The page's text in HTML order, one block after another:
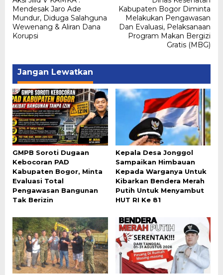
pos
Mendesak Jaro Ade
Mundur, Diduga Salahguna
Wewenang & Aliran Dana
Korupsi
Kabupaten Bogor Diminta
Melakukan Pengawasan
Dan Evaluasi, Pelaksanaan
Program Makan Bergizi
Gratis (MBG)
Jangan Lewatkan
GMPB Soroti Dugaan
Kebocoran PAD
Kabupaten Bogor, Minta
Evaluasi Total
Pengawasan Bangunan
Tak Berizin
Kepala Desa Jonggol
Sampaikan Himbauan
Kepada Warganya Untuk
Kibarkan Bendera Merah
Putih Untuk Menyambut
HUT RI Ke 81